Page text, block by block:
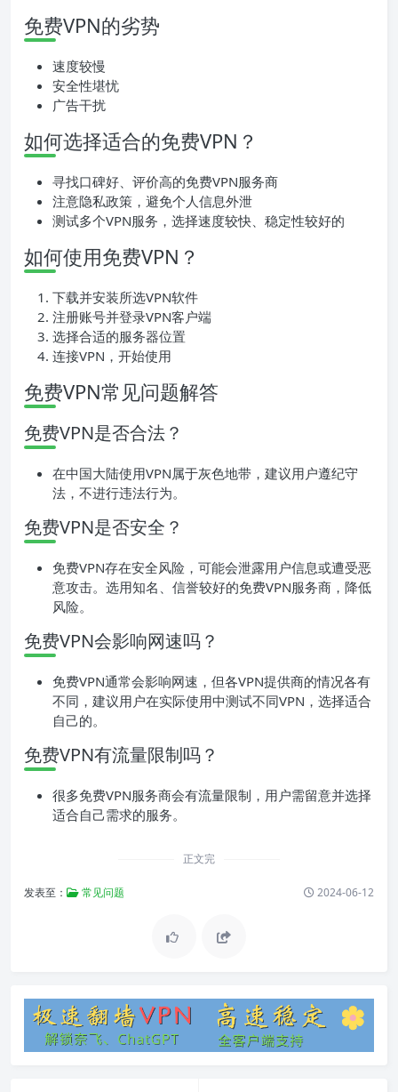
免费VPN的劣势
速度较慢
安全性堪忧
广告干扰
如何选择适合的免费VPN？
寻找口碑好、评价高的免费VPN服务商
注意隐私政策，避免个人信息外泄
测试多个VPN服务，选择速度较快、稳定性较好的
如何使用免费VPN？
下载并安装所选VPN软件
注册账号并登录VPN客户端
选择合适的服务器位置
连接VPN，开始使用
免费VPN常见问题解答
免费VPN是否合法？
在中国大陆使用VPN属于灰色地带，建议用户遵纪守
法，不进行违法行为。
免费VPN是否安全？
免费VPN存在安全风险，可能会泄露用户信息或遭受恶
意攻击。选用知名、信誉较好的免费VPN服务商，降低
风险。
免费VPN会影响网速吗？
免费VPN通常会影响网速，但各VPN提供商的情况各有
不同，建议用户在实际使用中测试不同VPN，选择适合
自己的。
免费VPN有流量限制吗？
很多免费VPN服务商会有流量限制，用户需留意并选择
适合自己需求的服务。
正文完
发表至： 常见问题 2024-06-12